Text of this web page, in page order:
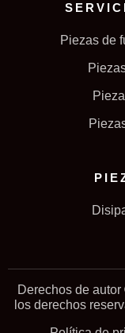
Piezas de
Derechos de
los derechos